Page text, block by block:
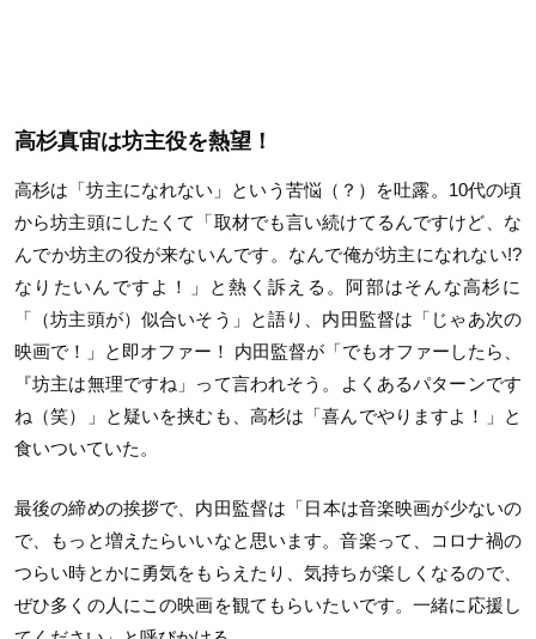
高杉真宙は坊主役を熱望！
高杉は「坊主になれない」という苦悩（？）を吐露。 10代の頃
から坊主頭にしたくて「取材でも言い続けてるんですけど、 な
んでか坊主の役が来ないんです。なんで俺が坊主になれない!?
なりたいんですよ！」と熱く訴える。 阿部はそんな高杉に
「（坊主頭が）似合いそう」と語り、 内田監督は「じゃあ次の
映画で！」と即オファー！ 内田監督が「でもオファーしたら、
『坊主は無理ですね」 って言われそう。よくあるパターンです
ね（笑）」
と疑いを挟むも、高杉は「喜んでやりますよ！」
と
食いついていた。
最後の締めの挨拶で、内田監督は「日本は音楽映画が少ないの
で、
もっと増えたらいいなと思います。音楽って、
コロナ禍の
つらい時とかに勇気をもらえたり、気持ちが楽しくなるので、
ぜひ多くの人にこの映画を観てもらいたいです。一緒に応援し